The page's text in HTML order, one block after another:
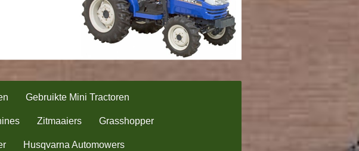
Gebruikte Mini Tractoren
Zitmaaiers Grasshopper
Husqvarna Automowers